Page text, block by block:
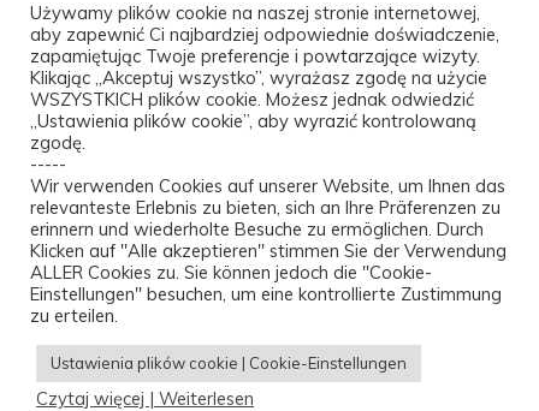
ul.Pałacowa 23, 05-816 Michałowice-Wieś
+48 22 397 0660
info@ralco.pl
Mapa dojazdu
Polityka prywatności
Rzetelnafirma
Używamy plików cookie na naszej stronie internetowej,
aby zapewnić Ci najbardziej odpowiednie doświadczenie,
zapamiętując Twoje preferencje i powtarzające wizyty.
Klikając „Akceptuj wszystko”, wyrażasz zgodę na użycie
WSZYSTKICH plików cookie. Możesz jednak odwiedzić
„Ustawienia plików cookie”, aby wyrazić kontrolowaną
zgodę.
-----
Wir verwenden Cookies auf unserer Website, um Ihnen das
relevanteste Erlebnis zu bieten, sich an Ihre Präferenzen zu
erinnern und wiederholte Besuche zu ermöglichen. Durch
Klicken auf "Alle akzeptieren" stimmen Sie der Verwendung
ALLER Cookies zu. Sie können jedoch die "Cookie-
Einstellungen" besuchen, um eine kontrollierte Zustimmung
zu erteilen.
Ustawienia plików cookie | Cookie-Einstellungen
Czytaj więcej | Weiterlesen